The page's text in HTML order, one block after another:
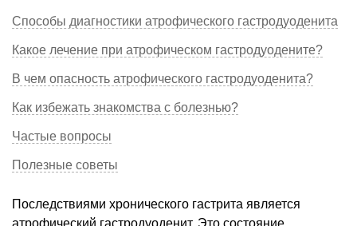
Способы диагностики атрофического гастродуоденита
Какое лечение при атрофическом гастродуодените?
В чем опасность атрофического гастродуоденита?
Как избежать знакомства с болезнью?
Частые вопросы
Полезные советы
Последствиями хронического гастрита является
атрофический гастродуоденит. Это состояние